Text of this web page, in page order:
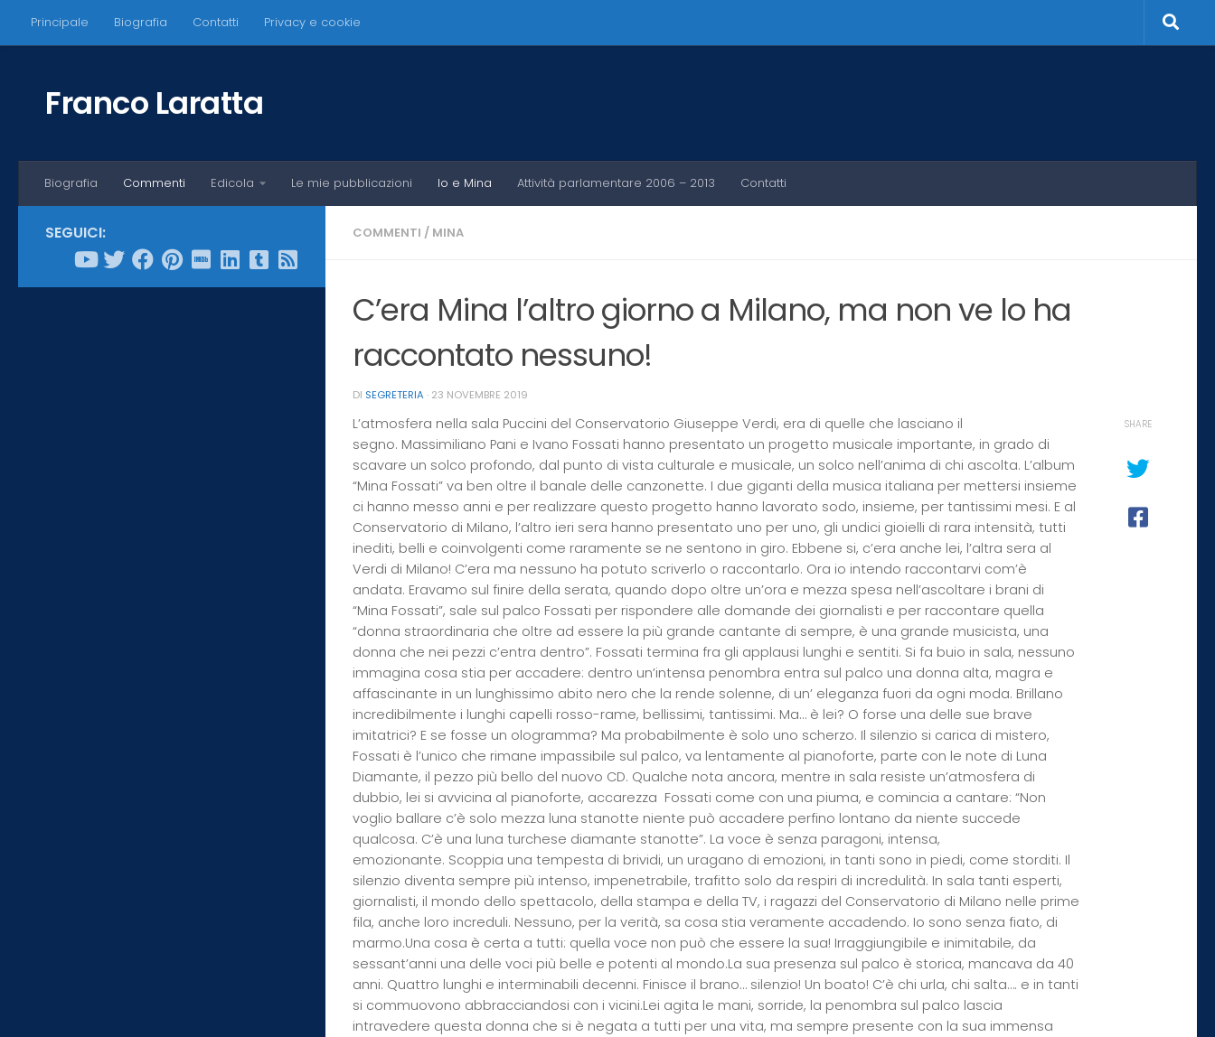
Salta al contenuto
Principale Biografia Contatti Privacy e cookie
Franco Laratta
Biografia Commenti Edicola Le mie pubblicazioni Io e Mina Attività parlamentare 2006 – 2013 Contatti
COMMENTI / MINA
C’era Mina l’altro giorno a Milano, ma non ve lo ha
raccontato nessuno!
DI SEGRETERIA · 23 NOVEMBRE 2019
L’atmosfera nella sala Puccini del Conservatorio Giuseppe Verdi, era di quelle che lasciano il
segno. Massimiliano Pani e Ivano Fossati hanno presentato un progetto musicale importante, in grado di
scavare un solco profondo, dal punto di vista culturale e musicale, un solco nell’anima di chi ascolta. L’album
“Mina Fossati” va ben oltre il banale delle canzonette. I due giganti della musica italiana per mettersi insieme
ci hanno messo anni e per realizzare questo progetto hanno lavorato sodo, insieme, per tantissimi mesi. E al
Conservatorio di Milano, l’altro ieri sera hanno presentato uno per uno, gli undici gioielli di rara intensità, tutti
inediti, belli e coinvolgenti come raramente se ne sentono in giro. Ebbene si, c’era anche lei, l’altra sera al
Verdi di Milano! C’era ma nessuno ha potuto scriverlo o raccontarlo. Ora io intendo raccontarvi com’è
andata. Eravamo sul finire della serata, quando dopo oltre un’ora e mezza spesa nell’ascoltare i brani di
“Mina Fossati”, sale sul palco Fossati per rispondere alle domande dei giornalisti e per raccontare quella
“donna straordinaria che oltre ad essere la più grande cantante di sempre, è una grande musicista, una
donna che nei pezzi c’entra dentro”. Fossati termina fra gli applausi lunghi e sentiti. Si fa buio in sala, nessuno
immagina cosa stia per accadere: dentro un’intensa penombra entra sul palco una donna alta, magra e
affascinante in un lunghissimo abito nero che la rende solenne, di un’ eleganza fuori da ogni moda. Brillano
incredibilmente i lunghi capelli rosso-rame, bellissimi, tantissimi. Ma… è lei? O forse una delle sue brave
imitatrici? E se fosse un ologramma? Ma probabilmente è solo uno scherzo. Il silenzio si carica di mistero,
Fossati è l’unico che rimane impassibile sul palco, va lentamente al pianoforte, parte con le note di Luna
Diamante, il pezzo più bello del nuovo CD. Qualche nota ancora, mentre in sala resiste un’atmosfera di
dubbio, lei si avvicina al pianoforte, accarezza Fossati come con una piuma, e comincia a cantare: “Non
voglio ballare c’è solo mezza luna stanotte niente può accadere perfino lontano da niente succede
qualcosa. C’è una luna turchese diamante stanotte”. La voce è senza paragoni, intensa,
emozionante. Scoppia una tempesta di brividi, un uragano di emozioni, in tanti sono in piedi, come storditi. Il
silenzio diventa sempre più intenso, impenetrabile, trafitto solo da respiri di incredulità. In sala tanti esperti,
giornalisti, il mondo dello spettacolo, della stampa e della TV, i ragazzi del Conservatorio di Milano nelle prime
fila, anche loro increduli. Nessuno, per la verità, sa cosa stia veramente accadendo. Io sono senza fiato, di
marmo.Una cosa è certa a tutti: quella voce non può che essere la sua! Irraggiungibile e inimitabile, da
sessant’anni una delle voci più belle e potenti al mondo.La sua presenza sul palco è storica, mancava da 40
anni. Quattro lunghi e interminabili decenni. Finisce il brano… silenzio! Un boato! C’è chi urla, chi salta…. e in tanti
si commuovono abbracciandosi con i vicini.Lei agita le mani, sorride, la penombra sul palco lascia
intravedere questa donna che si è negata a tutti per una vita, ma sempre presente con la sua immensa
SHARE
SEGUICI: